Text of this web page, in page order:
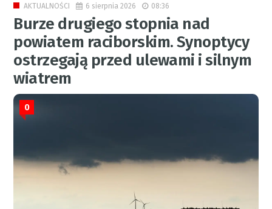
AKTUALNOŚCI 6 sierpnia 2026 08:36
Burze drugiego stopnia nad
powiatem raciborskim. Synoptycy
ostrzegają przed ulewami i silnym
wiatrem
0